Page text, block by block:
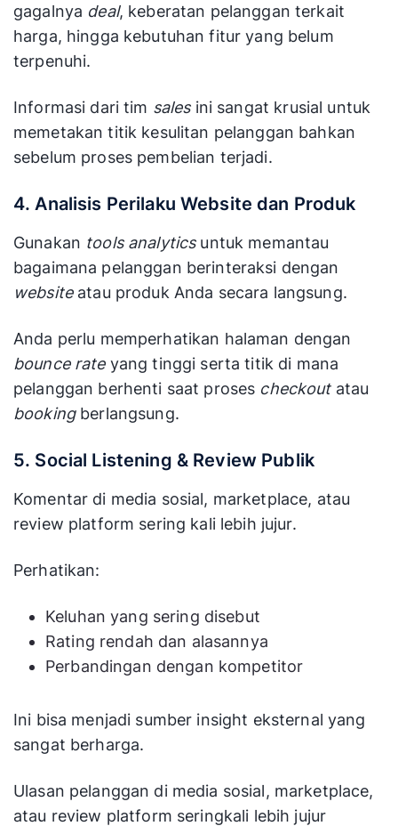
gagalnya deal, keberatan pelanggan terkait
harga, hingga kebutuhan fitur yang belum
terpenuhi.
Informasi dari tim salesini sangat krusial untuk
memetakan titik kesulitan pelanggan bahkan
sebelum proses pembelian terjadi.
4. Analisis Perilaku Website dan Produk
Gunakan tools analyticsuntuk memantau
bagaimana pelanggan berinteraksi dengan
websiteatau produk Anda secara langsung.
Anda perlu memperhatikan halaman dengan
bounce rateyang tinggi serta titik di mana
pelanggan berhenti saat proses checkoutatau
bookingberlangsung.
5. Social Listening & Review Publik
Komentar di media sosial, marketplace, atau
review platform sering kali lebih jujur.
Perhatikan:
Keluhan yang sering disebut
Rating rendah dan alasannya
Perbandingan dengan kompetitor
Ini bisa menjadi sumber insight eksternal yang
sangat berharga.
Ulasan pelanggan di media sosial, marketplace,
atau review platform seringkali lebih jujur